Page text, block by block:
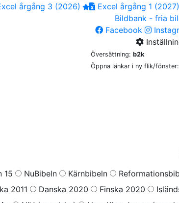
årgång 3 (2026)
Excel årgång 1 (2027)
Bildbank - fria
Facebook
Översättning: b2k
Öppna länkar i ny flik/fönster:
15 NuBibeln Kärnbibeln
2011 Danska 2020 Finska 2020